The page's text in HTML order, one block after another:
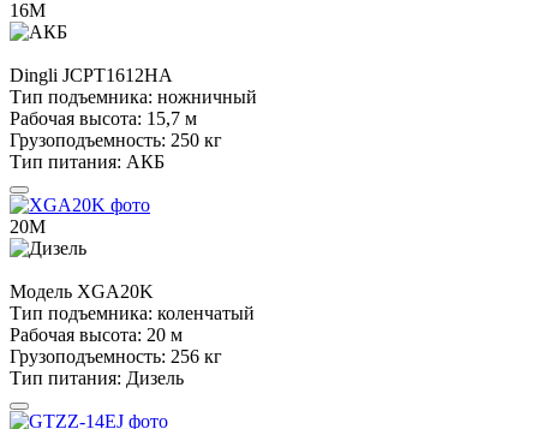
16М
Dingli JCPT1612HA
Тип подъемника: ножничный
Рабочая высота: 15,7 м
Грузоподъемность: 250 кг
Тип питания: АКБ
20М
Модель XGA20K
Тип подъемника: коленчатый
Рабочая высота: 20 м
Грузоподъемность: 256 кг
Тип питания: Дизель